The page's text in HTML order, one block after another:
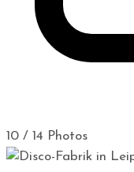
10 / 14 Photos